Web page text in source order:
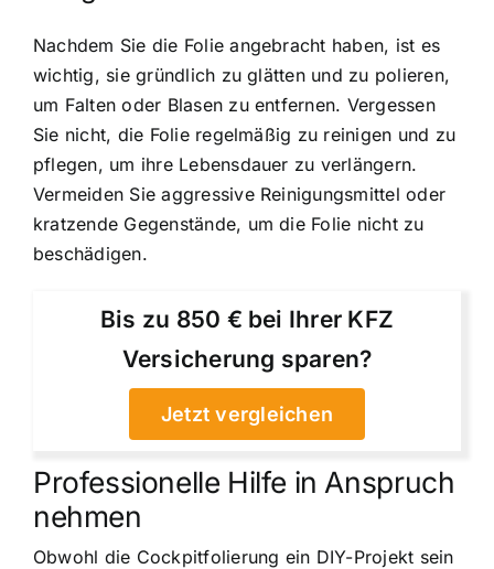
Nachdem Sie die Folie angebracht haben, ist es
wichtig, sie gründlich zu glätten und zu polieren,
um Falten oder Blasen zu entfernen. Vergessen
Sie nicht, die Folie regelmäßig zu reinigen und zu
pflegen, um ihre Lebensdauer zu verlängern.
Vermeiden Sie aggressive Reinigungsmittel oder
kratzende Gegenstände, um die Folie nicht zu
beschädigen.
Bis zu 850 € bei Ihrer KFZ
Versicherung sparen?
Jetzt vergleichen
Professionelle Hilfe in Anspruch
nehmen
Obwohl die Cockpitfolierung ein DIY-Projekt sein